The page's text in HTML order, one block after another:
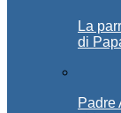
La
di
Padre